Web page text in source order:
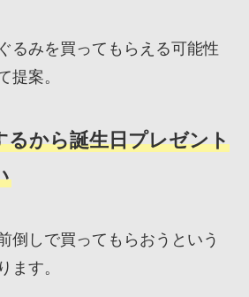
るみを買ってもらえる可能性
提案。
るから誕生日プレゼント
倒しで買ってもらおうという
ます。